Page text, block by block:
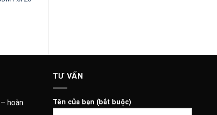
hoàn
TƯ VẤN
Tên của bạn (bắt buộc)